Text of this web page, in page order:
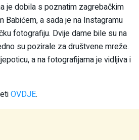
je dobila s poznatim zagrebačkim
Babićem, a sada je na Instagramu
fotografiju. Dvije dame bile su na
su pozirale za društvene mreže.
a na fotografijama je vidljiva i
OVDJE.